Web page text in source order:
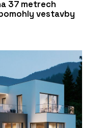
37 metrech
vestavby